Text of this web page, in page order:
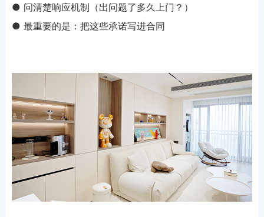
● 问清楚响应机制（出问题了多久上门？）
● 最重要的是：把这些承诺写进合同